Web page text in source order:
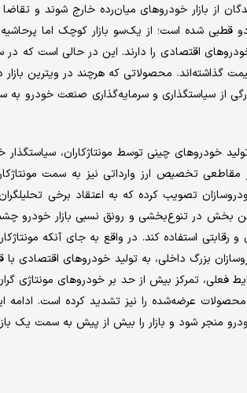
از بازار خودروهای میان‌رده خارج شوند و
قطبی شده است؛ از یک‌سو بازار کوچک اما
خودروهای اقتصادی را دارند. این در حالی است که
گذاشته‌اند. محصولاتی که هرچند در ویترین
سیاستگذاری و سرمایه‌گذاری صنعت خودرو به
خودروهای چینی توسط مونتاژکاران، سیاستگذار
تخصیص ارز وارداتی نیز به سمت
تصویب کرده که به اعتقاد برخی
بخش در تنوع‌بخشی و رونق نسبی بازار خودرو
استفاده کند. در واقع به جای آنکه
بزرگ داخلی، به تولید خودروهای اقتصادی
فعلی، تمرکز بیش از حد بر خودروهای مونتاژی
عرضه‌شده را نیز تشدید کرده است.
منجر شود و بازار را بیش از پیش به سمت یک